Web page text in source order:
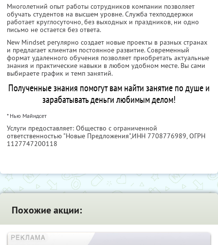
Многолетний опыт работы сотрудников компании позволяет
обучать студентов на высшем уровне. Служба техподдержки
работает круглосуточно, без выходных и праздников, ни одно
письмо не остается без ответа.
New Mindset регулярно создает новые проекты в разных странах
и предлагает клиентам постоянное развитие. Современный
формат удаленного обучения позволяет приобретать актуальные
знания и практические навыки в любом удобном месте. Вы сами
выбираете график и темп занятий.
Полученные знания помогут вам найти занятие по душе и
зарабатывать деньги любимым делом!
* Нью Майндсет
Услуги предоставляет: Общество с ограниченной
ответственностью "Новые Предложения",ИНН 7708776989, ОГРН
1127747200118
Похожие акции: